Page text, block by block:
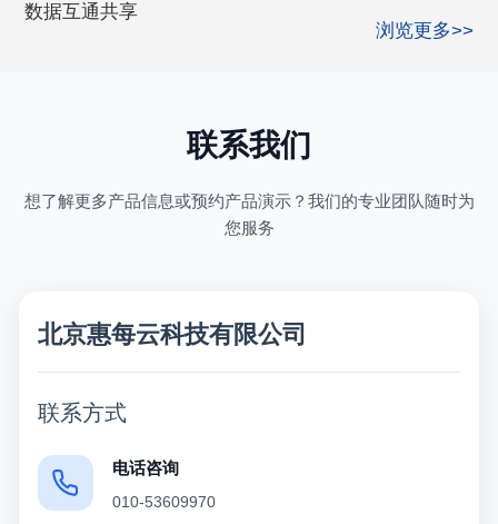
数据互通共享
浏览更多>>
联系我们
想了解更多产品信息或预约产品演示？我们的专业团队随时为
您服务
北京惠每云科技有限公司
联系方式
电话咨询
010-53609970